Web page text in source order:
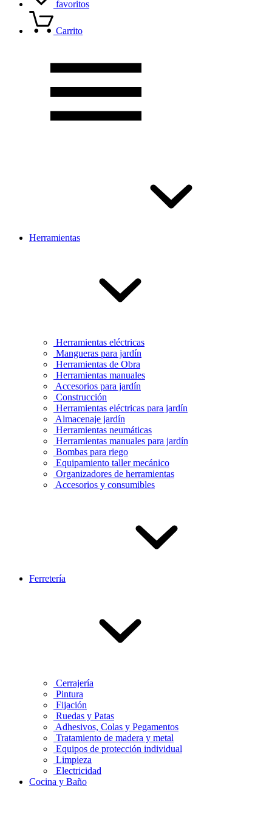
favoritos
Carrito
Herramientas
Herramientas eléctricas
Mangueras para jardín
Herramientas de Obra
Herramientas manuales
Accesorios para jardín
Construcción
Herramientas eléctricas para jardín
Almacenaje jardín
Herramientas neumáticas
Herramientas manuales para jardín
Bombas para riego
Equipamiento taller mecánico
Organizadores de herramientas
Accesorios y consumibles
Ferretería
Cerrajería
Pintura
Fijación
Ruedas y Patas
Adhesivos, Colas y Pegamentos
Tratamiento de madera y metal
Equipos de protección individual
Limpieza
Electricidad
Cocina y Baño